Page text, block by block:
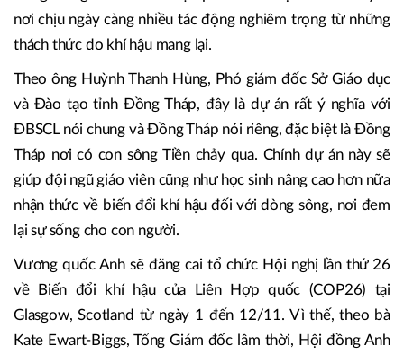
nơi chịu ngày càng nhiều tác động nghiêm trọng từ những
thách thức do khí hậu mang lại.
Theo ông Huỳnh Thanh Hùng, Phó giám đốc Sở Giáo dục
và Đào tạo tỉnh Đồng Tháp, đây là dự án rất ý nghĩa với
ĐBSCL nói chung và Đồng Tháp nói riêng, đặc biệt là Đồng
Tháp nơi có con sông Tiền chảy qua. Chính dự án này sẽ
giúp đội ngũ giáo viên cũng như học sinh nâng cao hơn nữa
nhận thức về biến đổi khí hậu đối với dòng sông, nơi đem
lại sự sống cho con người.
Vương quốc Anh sẽ đăng cai tổ chức Hội nghị lần thứ 26
về Biến đổi khí hậu của Liên Hợp quốc (COP26) tại
Glasgow, Scotland từ ngày 1 đến 12/11. Vì thế, theo bà
Kate Ewart-Biggs, Tổng Giám đốc lâm thời, Hội đồng Anh